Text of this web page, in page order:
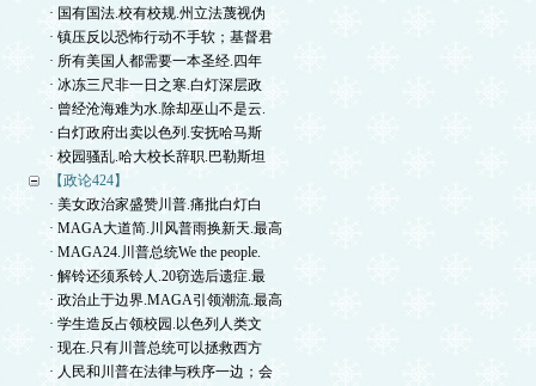
· 国有国法.校有校规.州立法蔑视伪
· 镇压反以恐怖行动不手软；基督君
· 所有美国人都需要一本圣经.四年
· 冰冻三尺非一日之寒.白灯深层政
· 曾经沧海难为水.除却巫山不是云.
· 白灯政府出卖以色列.安抚哈马斯
· 校园骚乱.哈大校长辞职.巴勒斯坦
【政论424】
· 美女政治家盛赞川普.痛批白灯白
· MAGA大道简.川风普雨换新天.最高
· MAGA24.川普总统We the people.
· 解铃还须系铃人.20窃选后遗症.最
· 政治止于边界.MAGA引领潮流.最高
· 学生造反占领校园.以色列人类文
· 现在.只有川普总统可以拯救西方
· 人民和川普在法律与秩序一边；会